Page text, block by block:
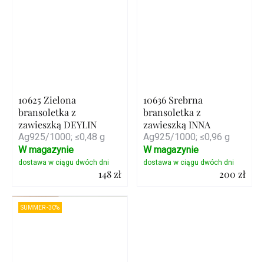
10625 Zielona
bransoletka z
zawieszką DEYLIN
Ag925/1000; ≤0,48 g
148 zł
Szczegóły
W magazynie
10636 Srebrna
bransoletka z
zawieszką INNA
Ag925/1000; ≤0,96 g
200 zł
W magazynie
SUMMER -30%